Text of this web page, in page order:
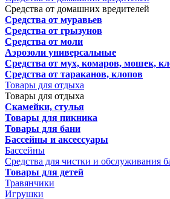
Средства от домашних вредителей
Средства от муравьев
Средства от грызунов
Средства от моли
Аэрозоли универсальные
Средства от мух, комаров, мошек,
Средства от тараканов, клопов
Товары для отдыха
Товары для отдыха
Скамейки, стулья
Товары для пикника
Товары для бани
Бассейны и аксессуары
Бассейны
Средства для чистки и обслуживания
Товары для детей
Травянчики
Игрушки